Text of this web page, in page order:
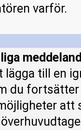
varför.
lägga till en
du